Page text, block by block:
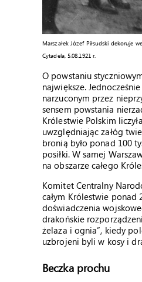
Marszałek Józef Piłsudski dekoruje
Cytadela, 5.08.1921 r.
O powstaniu
największe.
narzuconym przez
sensem powstania
Królestwie Polskim
uwzględniając załóg
bronią było ponad 100
posiłki. W samej
na obszarze całego
Komitet Centralny
całym Królestwie ponad
doświadczenia
drakońskie
żelaza i ognia”, kiedy
uzbrojeni byli w kosy i
Beczka prochu